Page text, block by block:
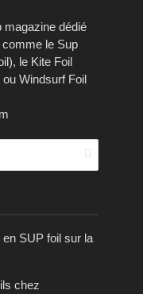
magazine dédié
le Sup
le Kite Foil
Windsurf Foil
SUP foil sur la
chez